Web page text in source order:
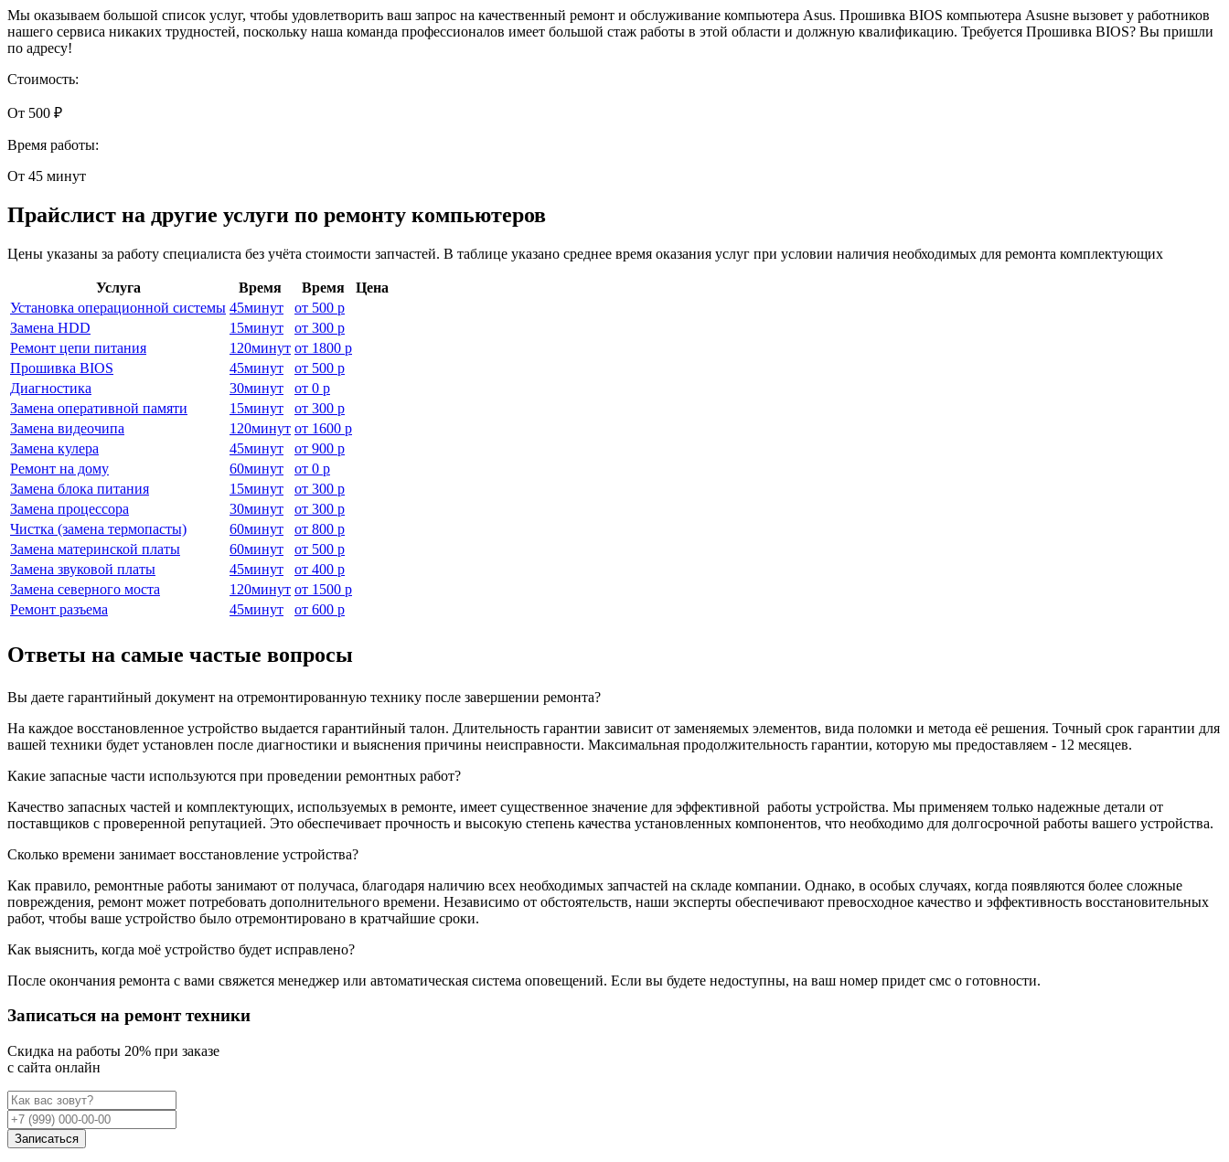
Мы оказываем большой список услуг, чтобы удовлетворить ваш запрос на качественный ремонт и обслуживание компьютера Asus. Прошивка BIOS компьютера Asusне вызовет у работников
нашего сервиса никаких трудностей, поскольку наша команда профессионалов имеет большой стаж работы в этой области и должную квалификацию. Требуется Прошивка BIOS? Вы пришли
по адресу!
Стоимость:
От 500 ₽
Время работы:
От 45 минут
Прайслист на другие услуги по ремонту компьютеров
Цены указаны за работу специалиста без учёта стоимости запчастей. В таблице указано среднее время оказания услуг при условии наличия необходимых для ремонта комплектующих
Услуга Время Время
Цена
Установка операционной системы 45минут от 500 р
Замена HDD
15минут от 300 р
Ремонт цепи питания
120минут от 1800 р
Прошивка BIOS
45минут от 500 р
Диагностика
30минут от 0 р
Замена оперативной памяти
15минут от 300 р
Замена видеочипа
120минут от 1600 р
Замена кулера
45минут от 900 р
Ремонт на дому
60минут от 0 р
Замена блока питания
15минут от 300 р
Замена процессора
30минут от 300 р
Чистка (замена термопасты)
60минут от 800 р
Замена материнской платы
60минут от 500 р
Замена звуковой платы
45минут от 400 р
Замена северного моста
120минут от 1500 р
Ремонт разъема
45минут от 600 р
Ответы на самые частые вопросы
Вы даете гарантийный документ на отремонтированную технику после завершении ремонта?
На каждое восстановленное устройство выдается гарантийный талон. Длительность гарантии зависит от заменяемых элементов, вида поломки и метода её решения. Точный срок гарантии для
вашей техники будет установлен после диагностики и выяснения причины неисправности. Максимальная продолжительность гарантии, которую мы предоставляем - 12 месяцев.
Какие запасные части используются при проведении ремонтных работ?
Качество запасных частей и комплектующих, используемых в ремонте, имеет существенное значение для эффективной работы устройства. Мы применяем только надежные детали от
поставщиков с проверенной репутацией. Это обеспечивает прочность и высокую степень качества установленных компонентов, что необходимо для долгосрочной работы вашего устройства.
Сколько времени занимает восстановление устройства?
Как правило, ремонтные работы занимают от получаса, благодаря наличию всех необходимых запчастей на складе компании. Однако, в особых случаях, когда появляются более сложные
повреждения, ремонт может потребовать дополнительного времени. Независимо от обстоятельств, наши эксперты обеспечивают превосходное качество и эффективность восстановительных
работ, чтобы ваше устройство было отремонтировано в кратчайшие сроки.
Как выяснить, когда моё устройство будет исправлено?
После окончания ремонта с вами свяжется менеджер или автоматическая система оповещений. Если вы будете недоступны, на ваш номер придет смс о готовности.
Записаться на ремонт техники
Cкидка на работы 20% при заказе
с сайта онлайн
Записаться